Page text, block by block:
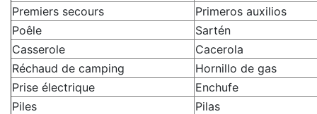
Premiers secours
Primeros auxilios
Poêle
Sartén
Casserole
Cacerola
Réchaud de camping
Hornillo de gas
Prise électrique
Enchufe
Piles
Pilas